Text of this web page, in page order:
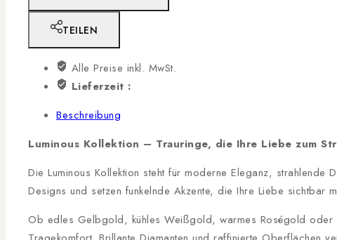
TEILEN
Alle Preise inkl. MwSt.
Lieferzeit :
Beschreibung
Luminous Kollektion – Trauringe, die Ihre Liebe zum
Die Luminous Kollektion steht für moderne Eleganz,
Designs und setzen funkelnde Akzente, die Ihre Liebe sichtbar
Ob edles Gelbgold, kühles Weißgold, warmes Roségold oder